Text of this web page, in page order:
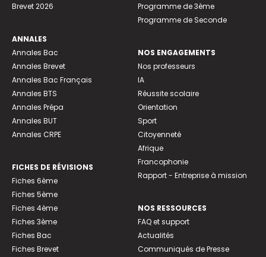
Brevet 2026
ANNALES
Annales Bac
Annales Brevet
Annales Bac Français
Annales BTS
Annales Prépa
Annales BUT
Annales CRPE
FICHES DE RÉVISIONS
Fiches 6ème
Fiches 5ème
Fiches 4ème
Fiches 3ème
Fiches Bac
Fiches Brevet
Programme de 3ème
Programme de Seconde
NOS ENGAGEMENTS
Nos professeurs
IA
Réussite scolaire
Orientation
Sport
Citoyenneté
Afrique
Francophonie
Rapport - Entreprise à mission
NOS RESSOURCES
FAQ et support
Actualités
Communiqués de Presse